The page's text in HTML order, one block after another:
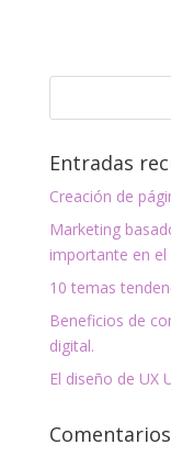
Entradas
Creación de
Marketing
importante en el
10 temas
Beneficios de
digital.
El diseño de UX